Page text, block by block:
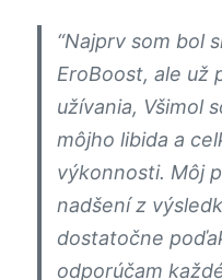
“Najprv som bol
EroBoost, ale už
užívania, Všimol
môjho libida a
výkonnosti. Môj
nadšení z
dostatočne
odporúčam